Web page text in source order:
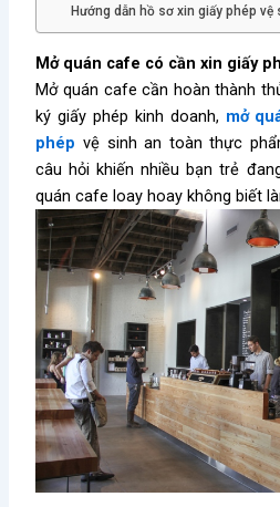
Hướng dẫn hồ sơ xin giấy phép
Mở quán cafe có cần xin giấy
Mở quán cafe cần hoàn thành
ký giấy phép kinh doanh, mở
phép vệ sinh an toàn thực
câu hỏi khiến nhiều bạn trẻ
quán cafe loay hoay không biết